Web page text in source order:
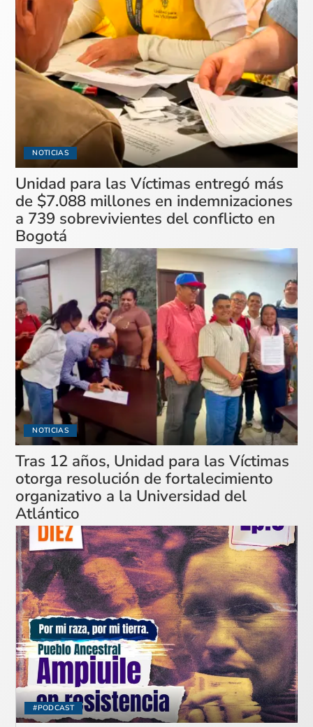
NOTICIAS
Unidad para las Víctimas entregó más
de $7.088 millones en indemnizaciones
a 739 sobrevivientes del conflicto en
Bogotá
NOTICIAS
Tras 12 años, Unidad para las Víctimas
otorga resolución de fortalecimiento
organizativo a la Universidad del
Atlántico
#PODCAST